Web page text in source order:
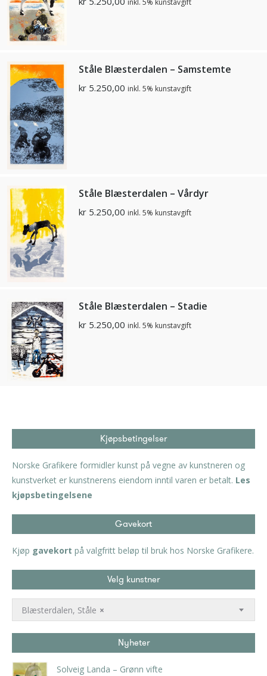
inkl. 5% kunstavgift
Ståle Blæsterdalen – Samstemte
kr 5.250,00 inkl. 5% kunstavgift
Ståle Blæsterdalen – Vårdyr
kr 5.250,00 inkl. 5% kunstavgift
Ståle Blæsterdalen – Stadie
kr 5.250,00 inkl. 5% kunstavgift
Kjøpsbetingelser
Norske Grafikere formidler kunst på vegne av kunstneren og
kunstverket er kunstnerens eiendom inntil varen er betalt. Les
kjøpsbetingelsene
Gavekort
Kjøp gavekort på valgfritt beløp til bruk hos Norske Grafikere.
Velg kunstner
×
Blæsterdalen, Ståle
Nyheter
Solveig Landa – Grønn vifte